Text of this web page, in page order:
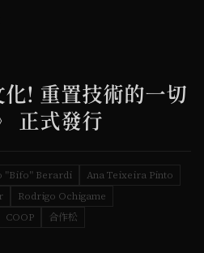
! 重置技術的一切
正式發行
"Bifo" Berardi
Ana Teixeira Pinto
Rodrigo Ochigame
COOP 合作松